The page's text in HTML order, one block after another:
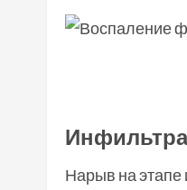
Нарыв на этапе